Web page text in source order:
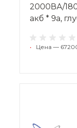
2000ВА/
акб * 9a,
• Цена —